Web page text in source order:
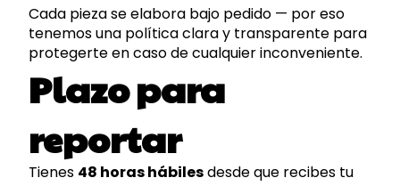
Cada pieza se elabora bajo pedido — por eso
tenemos una política clara y transparente para
protegerte en caso de cualquier inconveniente.
Plazo para
reportar
Tienes 48 horas hábilesdesde que recibes tu